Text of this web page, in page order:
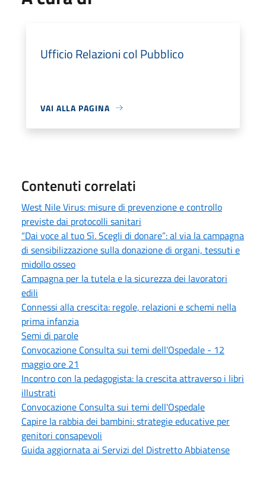
Ufficio Relazioni col Pubblico
VAI ALLA PAGINA
Contenuti correlati
West Nile Virus: misure di prevenzione e controllo
previste dai protocolli sanitari
“Dai voce al tuo Sì. Scegli di donare”: al via la campagna
di sensibilizzazione sulla donazione di organi, tessuti e
midollo osseo
Campagna per la tutela e la sicurezza dei lavoratori
edili
Connessi alla crescita: regole, relazioni e schemi nella
prima infanzia
Semi di parole
Convocazione Consulta sui temi dell'Ospedale - 12
maggio ore 21
Incontro con la pedagogista: la crescita attraverso i libri
illustrati
Convocazione Consulta sui temi dell'Ospedale
Capire la rabbia dei bambini: strategie educative per
genitori consapevoli
Guida aggiornata ai Servizi del Distretto Abbiatense